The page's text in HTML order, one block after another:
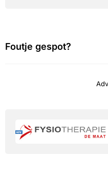
Foutje gespot?